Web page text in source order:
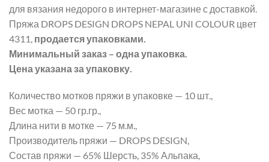
для вязания недорого в интернет-магазине с доставкой.
Пряжа DROPS DESIGN DROPS NEPAL UNI COLOUR цвет
4311, продается упаковками.
Минимальный заказ – одна упаковка.
Цена указана за упаковку.
Количество мотков пряжи в упаковке — 10 шт.,
Вес мотка — 50 гр.гр.,
Длина нити в мотке — 75 м.м.,
Производитель пряжи — DROPS DESIGN,
Состав пряжи — 65% Шерсть, 35% Альпака,